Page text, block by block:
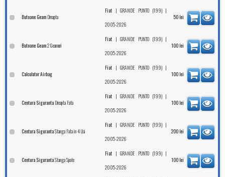
Butoane Geam Dreapta
Fiat |GRANDE PUNTO (199) |
2005-2026
50 lei
Butoane Geam2 Geamuri
Fiat |GRANDE PUNTO (199) |
2005-2026
100 lei
Calculator Airbag
Fiat |GRANDE PUNTO (199) |
2005-2026
100 lei
Centura Siguranta Dreapta Fata
Fiat |GRANDE PUNTO (199) |
2005-2026
100 lei
Centura SigurantaStanga Fata in 4 Usi
Fiat |GRANDE PUNTO (199) |
2005-2026
200 lei
Centura SigurantaStanga Spate
Fiat |GRANDE PUNTO (199) |
2005-2026
100 lei